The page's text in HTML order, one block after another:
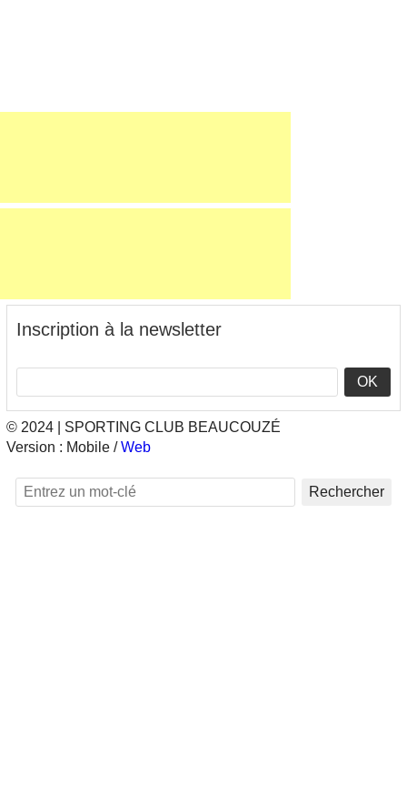
Inscription à la newsletter
OK
© 2024 | SPORTING CLUB BEAUCOUZÉ
Version : Mobile /Web
Rechercher